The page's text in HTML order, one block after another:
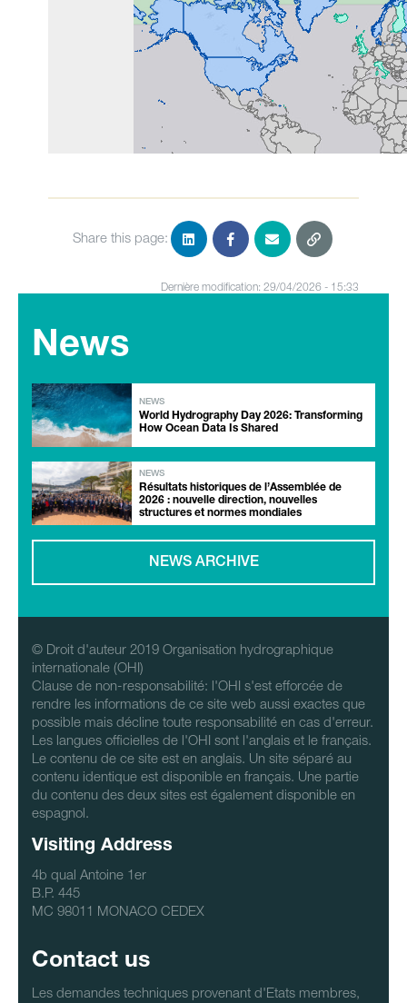
Share this page:
Dernière modification: 29/04/2026 - 15:33
News
NEWS
World Hydrography Day 2026: Transforming
How Ocean Data Is Shared
NEWS
Résultats historiques de l’Assemblée de
2026 : nouvelle direction, nouvelles
structures et normes mondiales
NEWS ARCHIVE
© Droit d'auteur 2019 Organisation hydrographique
internationale (OHI)
Clause de non-responsabilité: l'OHI s'est efforcée de
rendre les informations de ce site web aussi exactes que
possible mais décline toute responsabilité en cas d'erreur.
Les langues officielles de l'OHI sont l'anglais et le français.
Le contenu de ce site est en anglais. Un site séparé au
contenu identique est disponible en français. Une partie
du contenu des deux sites est également disponible en
espagnol.
Visiting Address
4b qual Antoine 1er
B.P. 445
MC 98011 MONACO CEDEX
Contact us
Les demandes techniques provenant d'Etats membres,